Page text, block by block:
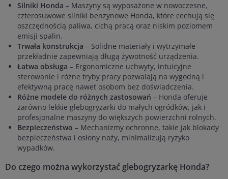
Silniki Honda – Maszyny są wyposażone w nowoczesne,
czterosuwowe silniki benzynowe Honda, które cechują się
oszczędnością paliwa, cichą pracą oraz niskim poziomem
emisji spalin.
Trwała konstrukcja – Solidne materiały i wytrzymałe
przekładnie zapewniają długą żywotność urządzenia.
Łatwa obsługa – Ergonomiczne uchwyty, intuicyjne
sterowanie i różne tryby pracy pozwalają na wygodną i
efektywną pracę nawet osobom bez doświadczenia.
Różne modele do różnych zastosowań – Honda oferuje
zarówno lekkie glebogryzarki do małych ogródków, jak i
profesjonalne maszyny do większych powierzchni rolnych.
Bezpieczeństwo – Mechanizmy ochronne, takie jak blokady
bezpieczeństwa i osłony noży, minimalizują ryzyko
wypadków.
Do czego można wykorzystać glebogryzarkę Honda?